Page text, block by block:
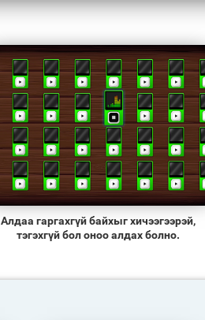
Алдаа гаргахгүй байхыг хичээгээрэй,
тэгэхгүй бол оноо алдах болно.